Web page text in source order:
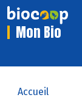
Mon Bio
Accueil